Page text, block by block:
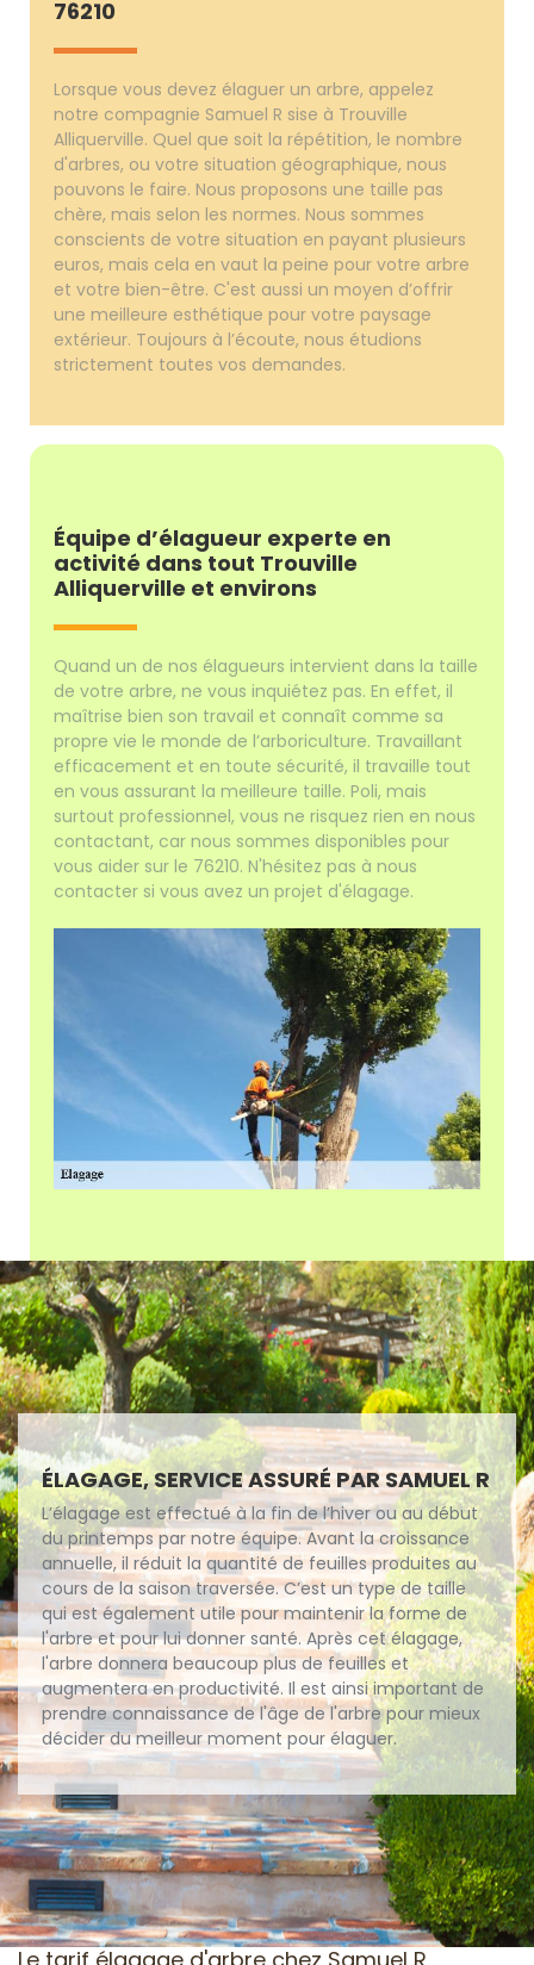
76210
Lorsque vous devez élaguer un arbre, appelez
notre compagnie Samuel R sise à Trouville
Alliquerville. Quel que soit la répétition, le nombre
d'arbres, ou votre situation géographique, nous
pouvons le faire. Nous proposons une taille pas
chère, mais selon les normes. Nous sommes
conscients de votre situation en payant plusieurs
euros, mais cela en vaut la peine pour votre arbre
et votre bien-être. C'est aussi un moyen d’offrir
une meilleure esthétique pour votre paysage
extérieur. Toujours à l’écoute, nous étudions
strictement toutes vos demandes.
Équipe d’élagueur experte en
activité dans tout Trouville
Alliquerville et environs
Quand un de nos élagueurs intervient dans la taille
de votre arbre, ne vous inquiétez pas. En effet, il
maîtrise bien son travail et connaît comme sa
propre vie le monde de l’arboriculture. Travaillant
efficacement et en toute sécurité, il travaille tout
en vous assurant la meilleure taille. Poli, mais
surtout professionnel, vous ne risquez rien en nous
contactant, car nous sommes disponibles pour
vous aider sur le 76210. N'hésitez pas à nous
contacter si vous avez un projet d'élagage.
ÉLAGAGE, SERVICE ASSURÉ PAR SAMUEL R
L’élagage est effectué à la fin de l’hiver ou au début
du printemps par notre équipe. Avant la croissance
annuelle, il réduit la quantité de feuilles produites au
cours de la saison traversée. C’est un type de taille
qui est également utile pour maintenir la forme de
l'arbre et pour lui donner santé. Après cet élagage,
l'arbre donnera beaucoup plus de feuilles et
augmentera en productivité. Il est ainsi important de
prendre connaissance de l'âge de l'arbre pour mieux
décider du meilleur moment pour élaguer.